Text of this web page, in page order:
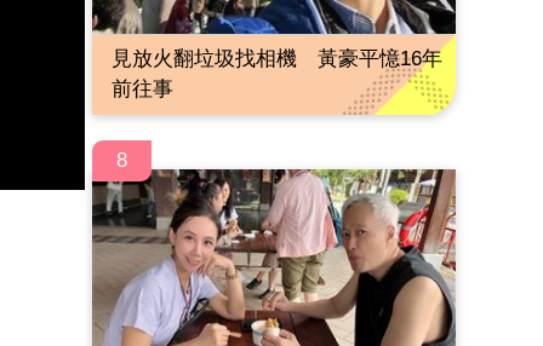
見放火翻垃圾找相機 黃豪平憶16年
前往事
8